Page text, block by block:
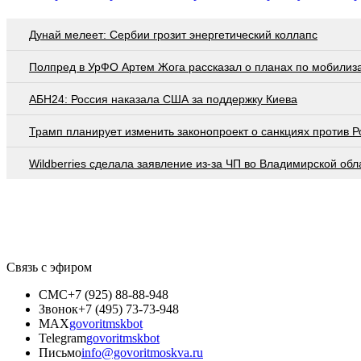
Дунай мелеет: Сербии грозит энергетический коллапс
Полпред в УрФО Артем Жога рассказал о планах по
АБН24: Россия наказала США за поддержку Киева
Трамп планирует изменить законопроект о санкциях против
Wildberries cделала заявление из-за ЧП во Владимирской
Связь с эфиром
СМС+7 (925) 88-88-948
Звонок+7 (495) 73-73-948
MAXgovoritmskbot
Telegramgovoritmskbot
Письмоinfo@govoritmoskva.ru